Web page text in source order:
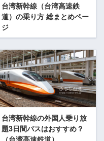
台湾新幹線（台湾高速鉄
道）の乗り方 総まとめペー
ジ
台湾新幹線の外国人乗り放
題3日間パスはおすすめ？
（台湾高速鉄道）